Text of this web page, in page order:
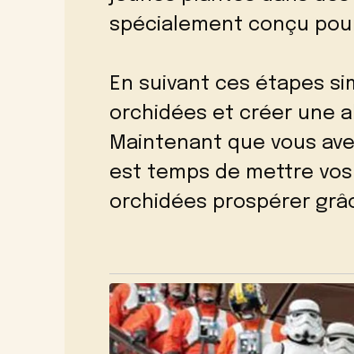
spécialement conçu
En suivant ces étapes
orchidées et créer une
Maintenant que vous
est temps de mettre
orchidées prospérer